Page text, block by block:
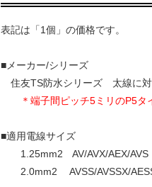
表記は「1個」の価格です。
■メーカー/シリーズ
住友TS防水シリーズ 太線に対
＊端子間ピッチ5ミリのP5タ
■適用電線サイズ
1.25mm2 AV/AVX/AEX/AVS
2.0mm2 AVSS/AVSSX/